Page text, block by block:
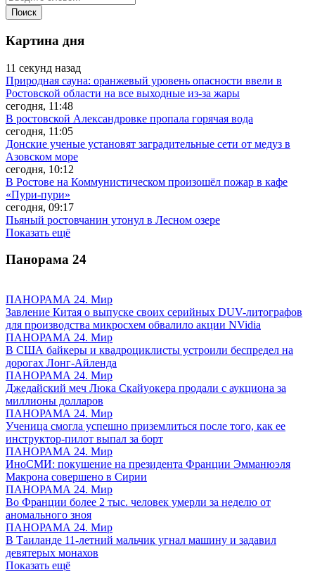
Картина дня
11 секунд назад
Природная сауна: оранжевый уровень опасности ввели в
Ростовской области на все выходные из-за жары
сегодня, 11:48
В ростовской Александровке пропала горячая вода
сегодня, 11:05
Донские ученые установят заградительные сети от медуз в
Азовском море
сегодня, 10:12
В Ростове на Коммунистическом произошёл пожар в кафе
«Пури-пури»
сегодня, 09:17
Пьяный ростовчанин утонул в Лесном озере
Показать ещё
Панорама 24
ПАНОРАМА 24. Мир
Завление Китая о выпуске своих серийных DUV-литографов
для производства микросхем обвалило акции NVidia
ПАНОРАМА 24. Мир
В США байкеры и квадроциклисты устроили беспредел на
дорогах Лонг-Айленда
ПАНОРАМА 24. Мир
Джедайский меч Люка Скайуокера продали с аукциона за
миллионы долларов
ПАНОРАМА 24. Мир
Ученица смогла успешно приземлиться после того, как ее
инструктор-пилот выпал за борт
ПАНОРАМА 24. Мир
ИноСМИ: покушение на президента Франции Эмманюэля
Макрона совершено в Сирии
ПАНОРАМА 24. Мир
Во Франции более 2 тыс. человек умерли за неделю от
аномального зноя
ПАНОРАМА 24. Мир
В Таиланде 11-летний мальчик угнал машину и задавил
девятерых монахов
Показать ещё